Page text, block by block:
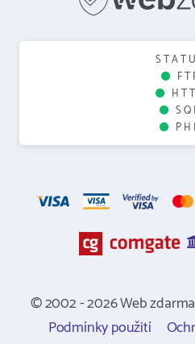
© 2002 - 2026 Web
Podmínky použití